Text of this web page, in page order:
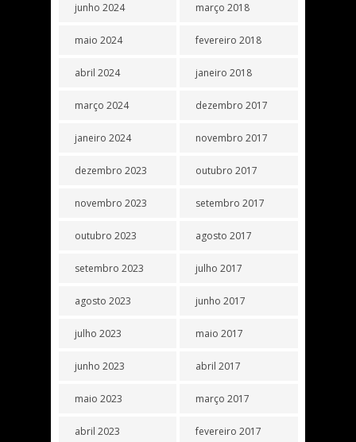
junho 2024
maio 2024
abril 2024
março 2024
janeiro 2024
dezembro 2023
novembro 2023
outubro 2023
setembro 2023
agosto 2023
julho 2023
junho 2023
maio 2023
abril 2023
março 2018
fevereiro 2018
janeiro 2018
dezembro 2017
novembro 2017
outubro 2017
setembro 2017
agosto 2017
julho 2017
junho 2017
maio 2017
abril 2017
março 2017
fevereiro 2017